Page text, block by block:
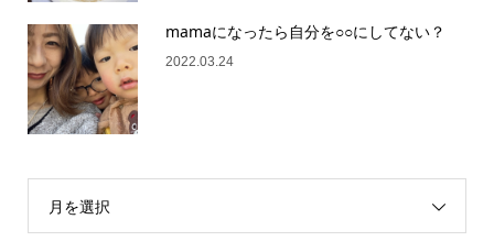
mamaになったら自分を○○にしてない？
2022.03.24
月を選択